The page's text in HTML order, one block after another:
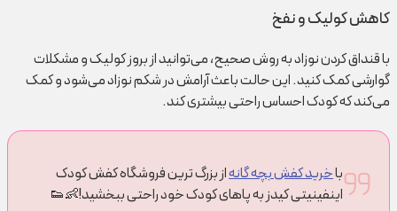
کاهش کولیک و نفخ
با قنداق کردن نوزاد به روش صحیح، می‌توانید از بروز کولیک و مشکلات
گوارشی کمک کنید. این حالت باعث آرامش در شکم نوزاد می‌شود و کمک
می‌کند که کودک احساس راحتی بیشتری کند.
باخرید کفش بچه گانهاز بزرگ ترین فروشگاه کفش کودک
اینفینیتی کیدز به پاهای کودک خود راحتی ببخشید!👶👟